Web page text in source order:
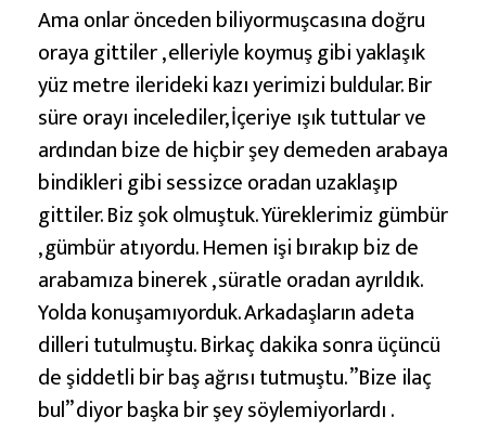
Ama onlar önceden biliyormuşcasına doğru
oraya gittiler , elleriyle koymuş gibi yaklaşık
yüz metre ilerideki kazı yerimizi buldular. Bir
süre orayı incelediler, İçeriye ışık tuttular ve
ardından bize de hiçbir şey demeden arabaya
bindikleri gibi sessizce oradan uzaklaşıp
gittiler. Biz şok olmuştuk. Yüreklerimiz gümbür
, gümbür atıyordu. Hemen işi bırakıp biz de
arabamıza binerek , süratle oradan ayrıldık.
Yolda konuşamıyorduk. Arkadaşların adeta
dilleri tutulmuştu. Birkaç dakika sonra üçüncü
de şiddetli bir baş ağrısı tutmuştu. ”Bize ilaç
bul” diyor başka bir şey söylemiyorlardı .